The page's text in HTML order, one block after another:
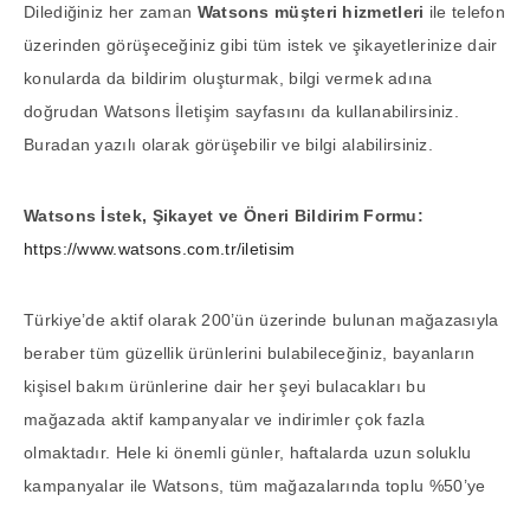
Dilediğiniz her zaman Watsons müşteri hizmetleri ile telefon
üzerinden görüşeceğiniz gibi tüm istek ve şikayetlerinize dair
konularda da bildirim oluşturmak, bilgi vermek adına
doğrudan Watsons İletişim sayfasını da kullanabilirsiniz.
Buradan yazılı olarak görüşebilir ve bilgi alabilirsiniz.
Watsons İstek, Şikayet ve Öneri Bildirim Formu:
https://www.watsons.com.tr/iletisim
Türkiye’de aktif olarak 200’ün üzerinde bulunan mağazasıyla
beraber tüm güzellik ürünlerini bulabileceğiniz, bayanların
kişisel bakım ürünlerine dair her şeyi bulacakları bu
mağazada aktif kampanyalar ve indirimler çok fazla
olmaktadır. Hele ki önemli günler, haftalarda uzun soluklu
kampanyalar ile Watsons, tüm mağazalarında toplu %50’ye